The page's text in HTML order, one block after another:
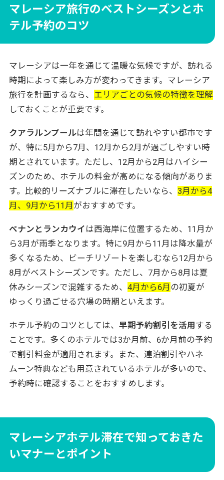
マレーシア旅行のベストシーズンとホ
テル予約のコツ
マレーシアは一年を通じて温暖な気候ですが、訪れる
時期によって楽しみ方が変わってきます。マレーシア
旅行を計画するなら、 エリアごとの気候の特徴を理解
しておくことが重要です。
クアラルンプールは年間を通じて訪れやすい都市です
が、特に5月から7月、12月から2月が過ごしやすい時
期とされています。ただし、12月から2月はハイシー
ズンのため、ホテルの料金が高めになる傾向がありま
す。比較的リーズナブルに滞在したいなら、 3月から4
月、9月から11月 がおすすめです。
ペナンとランカウイ は西海岸に位置するため、11月か
ら3月が雨季となります。特に9月から11月は降水量が
多くなるため、ビーチリゾートを楽しむなら12月から
8月がベストシーズンです。ただし、7月から8月は夏
休みシーズンで混雑するため、 4月から6月 の初夏が
ゆっくり過ごせる穴場の時期といえます。
ホテル予約のコツとしては、 早期予約割引を活用する
ことです。多くのホテルでは3か月前、6か月前の予約
で割引料金が適用されます。また、連泊割引やハネ
ムーン特典なども用意されているホテルが多いので、
予約時に確認することをおすすめします。
マレーシアホテル滞在で知っておきた
いマナーとポイント